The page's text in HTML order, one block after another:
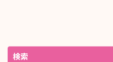
検索